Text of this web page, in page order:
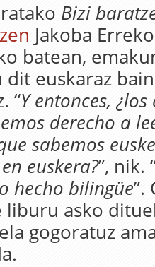
Bizi
Jakoba
batean,
dit euskaraz
“Y entonces,
derecho a
sabemos
euskera?”, nik.
hecho bilingüe”.
liburu asko
gogoratuz